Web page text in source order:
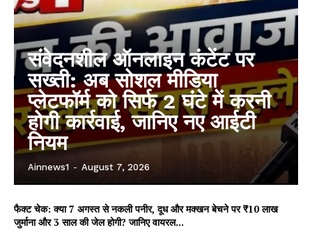
संवेदनशील ऑनलाइन कंटेंट पर
सख्ती: अब सोशल मीडिया
प्लेटफॉर्म को सिर्फ 2 घंटे में करनी
होगी कार्रवाई, जानिए नए आईटी
नियम
Ainnews1 - August 7, 2026
फैक्ट चेक: क्या 7 अगस्त से नकली पनीर, दूध और मक्खन बेचने पर ₹10 लाख
जुर्माना और 3 साल की जेल होगी? जानिए वायरल...